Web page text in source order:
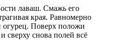
лаваш. Смажь его
края. Равномерно
огурец. Поверх положи
сверху снова полей всё